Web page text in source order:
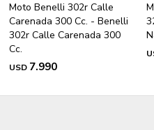
Moto Benelli 302r Calle
Carenada 300 Cc. - Benelli
302r Calle Carenada 300
Cc.
USD 7.990